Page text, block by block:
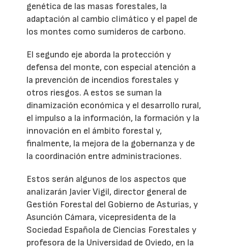
genética de las masas forestales, la
adaptación al cambio climático y el papel de
los montes como sumideros de carbono.
El segundo eje aborda la protección y
defensa del monte, con especial atención a
la prevención de incendios forestales y
otros riesgos. A estos se suman la
dinamización económica y el desarrollo rural,
el impulso a la información, la formación y la
innovación en el ámbito forestal y,
finalmente, la mejora de la gobernanza y de
la coordinación entre administraciones.
Estos serán algunos de los aspectos que
analizarán Javier Vigil, director general de
Gestión Forestal del Gobierno de Asturias, y
Asunción Cámara, vicepresidenta de la
Sociedad Española de Ciencias Forestales y
profesora de la Universidad de Oviedo, en la